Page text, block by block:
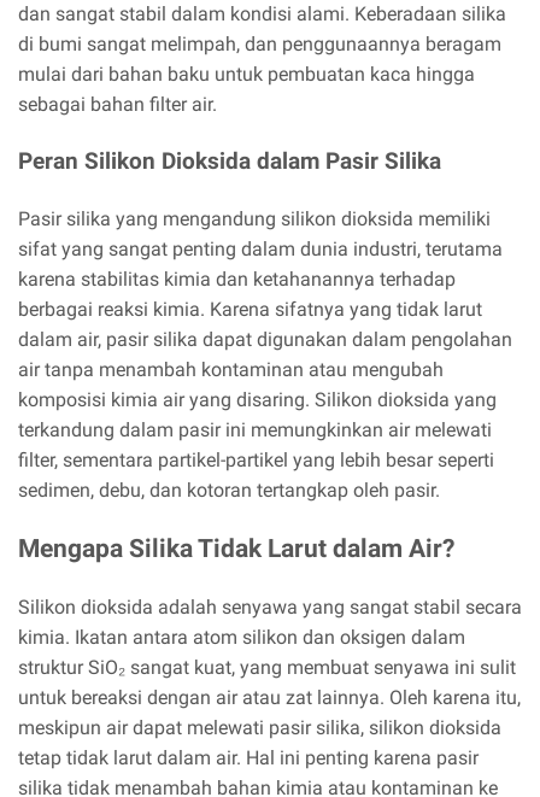
dan sangat stabil dalam kondisi alami. Keberadaan silika
di bumi sangat melimpah, dan penggunaannya beragam
mulai dari bahan baku untuk pembuatan kaca hingga
sebagai bahan filter air.
Peran Silikon Dioksida dalam Pasir Silika
Pasir silika yang mengandung silikon dioksida memiliki
sifat yang sangat penting dalam dunia industri, terutama
karena stabilitas kimia dan ketahanannya terhadap
berbagai reaksi kimia. Karena sifatnya yang tidak larut
dalam air, pasir silika dapat digunakan dalam pengolahan
air tanpa menambah kontaminan atau mengubah
komposisi kimia air yang disaring. Silikon dioksida yang
terkandung dalam pasir ini memungkinkan air melewati
filter, sementara partikel-partikel yang lebih besar seperti
sedimen, debu, dan kotoran tertangkap oleh pasir.
Mengapa Silika Tidak Larut dalam Air?
Silikon dioksida adalah senyawa yang sangat stabil secara
kimia. Ikatan antara atom silikon dan oksigen dalam
struktur SiO₂ sangat kuat, yang membuat senyawa ini sulit
untuk bereaksi dengan air atau zat lainnya. Oleh karena itu,
meskipun air dapat melewati pasir silika, silikon dioksida
tetap tidak larut dalam air. Hal ini penting karena pasir
silika tidak menambah bahan kimia atau kontaminan ke